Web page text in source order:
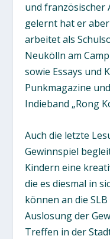
und französischer
gelernt hat er
arbeitet als
Neukölln am
sowie Essays und
Punkmagazine
Indieband „Rong
Auch die letzte
Gewinnspiel
Kindern eine
die es diesmal in
können an die
Auslosung der
Treffen in der